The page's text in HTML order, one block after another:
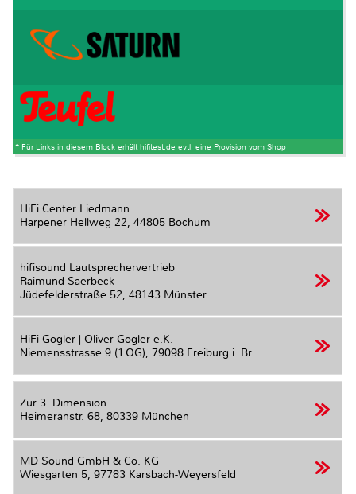
* Für Links in diesem Block erhält hifitest.de evtl. eine Provision vom Shop
HiFi Center Liedmann
Harpener Hellweg 22, 44805 Bochum
hifisound Lautsprechervertrieb
Raimund Saerbeck
Jüdefelderstraße 52, 48143 Münster
HiFi Gogler | Oliver Gogler e.K.
Niemensstrasse 9 (1.OG), 79098 Freiburg i. Br.
Zur 3. Dimension
Heimeranstr. 68, 80339 München
MD Sound GmbH & Co. KG
Wiesgarten 5, 97783 Karsbach-Weyersfeld